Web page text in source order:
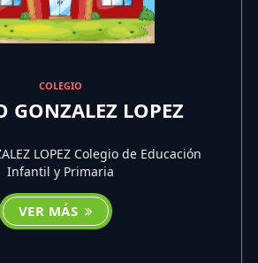
COLEGIO
GONZALEZ LOPEZ
LOPEZ Colegio de Educación
Infantil y Primaria
VER MÁS